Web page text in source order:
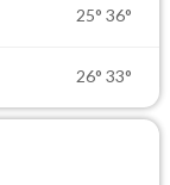
25° 36°
26° 33°